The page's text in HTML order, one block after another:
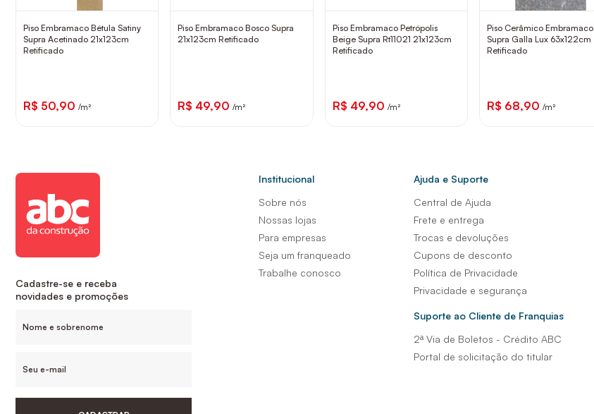
Piso Embramaco Bétula Satiny
Supra Acetinado 21x123cm
Retificado
R$ 50,90 /m²
Piso Embramaco Bosco Supra
21x123cm Retificado
R$ 49,90 /m²
Piso Embramaco Petrópolis
Beige Supra Rt11021 21x123cm
Retificado
R$ 49,90 /m²
Piso Cerâmico Embramaco
Supra Galla Lux 63x122cm
Retificado
R$ 68,90 /m²
Cadastre-se e receba
novidades e promoções
Institucional
Sobre nós
Nossas lojas
Para empresas
Seja um franqueado
Trabalhe conosco
Ajuda e Suporte
Central de Ajuda
Frete e entrega
Trocas e devoluções
Cupons de desconto
Política de Privacidade
Privacidade e segurança
Suporte ao Cliente de Franquias
2ª Via de Boletos - Crédito ABC
Portal de solicitação do titular